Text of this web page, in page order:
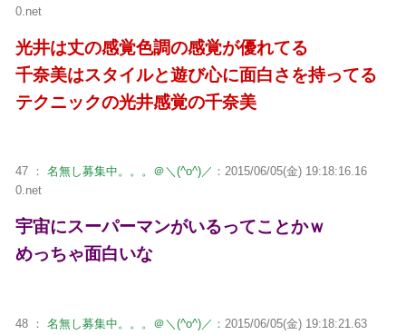
0.net
光井は丈の感覚色調の感覚が優れてる
千奈美はスタイルと遊び心に面白さを持ってる
テクニックの光井感覚の千奈美
47 ： 名無し募集中。。。＠＼(^o^)／ ：2015/06/05(金) 19:18:16.16
0.net
宇宙にスーパーマンがいるってことかｗ
めっちゃ面白いな
48 ： 名無し募集中。。。＠＼(^o^)／ ：2015/06/05(金) 19:18:21.63